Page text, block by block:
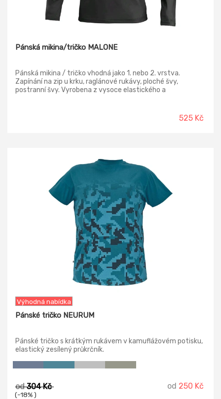
Pánská mikina/tričko MALONE
Pánská mikina / tričko vhodná jako 1. nebo 2. vrstva.
Zapínání na zip u krku, raglánové rukávy, ploché švy,
postranní švy. Vyrobena z vysoce elastického a
525 Kč
Výhodná nabídka
Pánské tričko NEURUM
Pánské tričko s krátkým rukávem v kamuflážovém potisku,
elastický zesílený průkrčník.
od304 Kč
(-18% )
od 250 Kč